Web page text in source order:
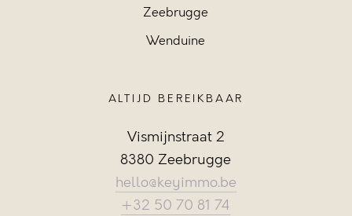
Zeebrugge
Wenduine
ALTIJD BEREIKBAAR
Vismijnstraat 2
8380 Zeebrugge
hello@keyimmo.be
+32 50 70 81 74